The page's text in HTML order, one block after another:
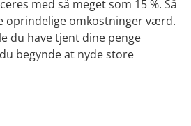
med så meget som 15 %. Så
oprindelige omkostninger værd.
du have tjent dine penge
begynde at nyde store